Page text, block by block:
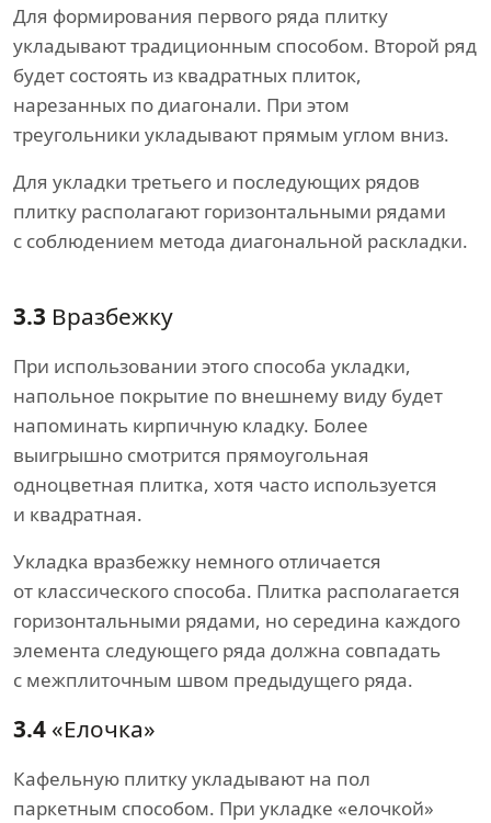
Для формирования первого ряда плитку
укладывают традиционным способом. Второй ряд
будет состоять из квадратных плиток,
нарезанных по диагонали. При этом
треугольники укладывают прямым углом вниз.
Для укладки третьего и последующих рядов
плитку располагают горизонтальными рядами
с соблюдением метода диагональной раскладки.
3.3 Вразбежку
При использовании этого способа укладки,
напольное покрытие по внешнему виду будет
напоминать кирпичную кладку. Более
выигрышно смотрится прямоугольная
одноцветная плитка, хотя часто используется
и квадратная.
Укладка вразбежку немного отличается
от классического способа. Плитка располагается
горизонтальными рядами, но середина каждого
элемента следующего ряда должна совпадать
с межплиточным швом предыдущего ряда.
3.4 «Елочка»
Кафельную плитку укладывают на пол
паркетным способом. При укладке «елочкой»